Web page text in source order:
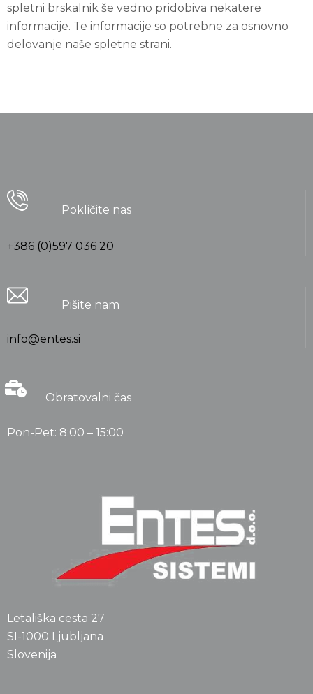
spletni brskalnik še vedno pridobiva nekatere
informacije. Te informacije so potrebne za osnovno
delovanje naše spletne strani.
Pokličite nas
+386 (0)597 036 20
Pišite nam
info@entes.si
Obratovalni čas
Pon-Pet: 8:00 – 15:00
Letališka cesta 27
SI-1000 Ljubljana
Slovenija